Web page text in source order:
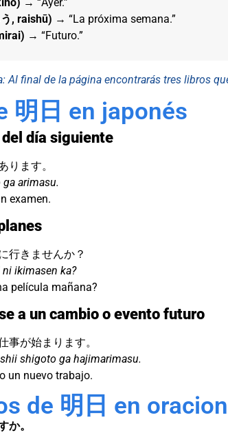
, raishū) → “La próxima semana.”
→ “Futuro.”
Al final de la página encontrarás tres libros
明日 en japonés
día siguiente
ります。
arimasu.
examen.
行きませんか？
ikimasen ka?
película mañana?
a un cambio o evento futuro
事が始まります。
shigoto ga hajimarimasu.
un nuevo trabajo.
de 明日 en
か。